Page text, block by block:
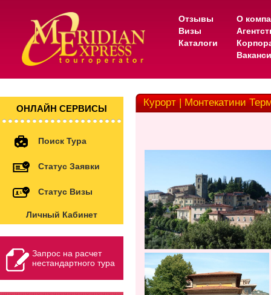
Отзывы
Визы
Каталоги
О
ОНЛАЙН СЕРВИСЫ
Поиск Тура
Статус Заявки
Статус Визы
Личный Кабинет
Запрос на расчет
нестандартного тура
Курорт | Монтекатини